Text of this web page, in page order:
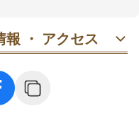
報 ・ アクセス